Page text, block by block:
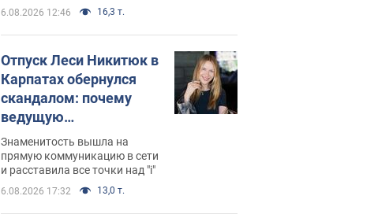
6.08.2026 12:46 16,3 т.
Отпуск Леси Никитюк в
Карпатах обернулся
скандалом: почему
ведущую
несправедливо
захейтили
Знаменитость вышла на
прямую коммуникацию в сети
и расставила все точки над "i"
6.08.2026 17:32 13,0 т.